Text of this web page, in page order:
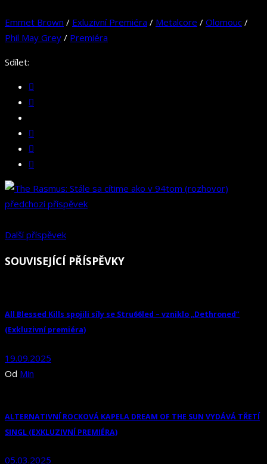
Emmet Brown / Exluzivní Premiéra / Metalcore / Olomouc /
Phil May Grey / Premiéra
Sdílet:
předchozí příspěvek
Další příspěvek
SOUVISEJÍCÍ PŘÍSPĚVKY
All Blessed Kills spojili síly se Stru66led – vzniklo „Dethroned“
(Exkluzivní premiéra)
19.09.2025
Od Min
ALTERNATIVNÍ ROCKOVÁ KAPELA DREAM OF THE SUN VYDÁVÁ TŘETÍ
SINGL (EXKLUZIVNÍ PREMIÉRA)
05.03.2025